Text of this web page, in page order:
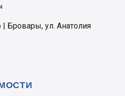
Бровары, ул. Анатолия